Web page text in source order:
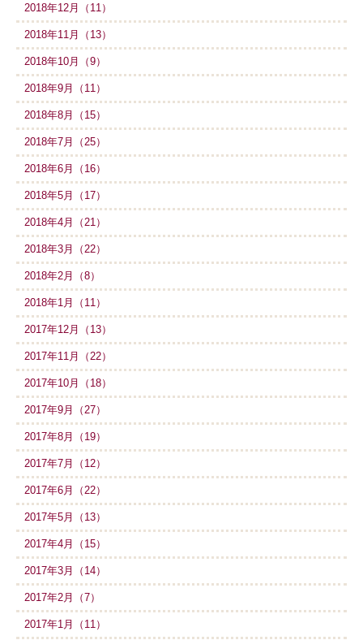
2018年12月（11）
2018年11月（13）
2018年10月（9）
2018年9月（11）
2018年8月（15）
2018年7月（25）
2018年6月（16）
2018年5月（17）
2018年4月（21）
2018年3月（22）
2018年2月（8）
2018年1月（11）
2017年12月（13）
2017年11月（22）
2017年10月（18）
2017年9月（27）
2017年8月（19）
2017年7月（12）
2017年6月（22）
2017年5月（13）
2017年4月（15）
2017年3月（14）
2017年2月（7）
2017年1月（11）